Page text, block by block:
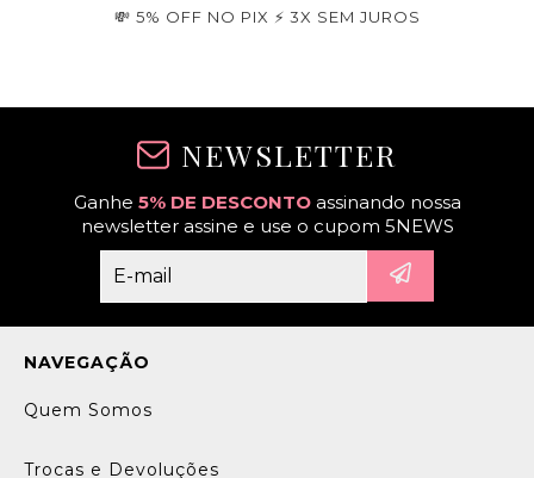
💸 5% OFF NO PIX ⚡ 3X SEM JUROS
NEWSLETTER
Ganhe 5% DE DESCONTOassinando nossa
newsletter assine e use o cupom 5NEWS
NAVEGAÇÃO
Quem Somos
Trocas e Devoluções